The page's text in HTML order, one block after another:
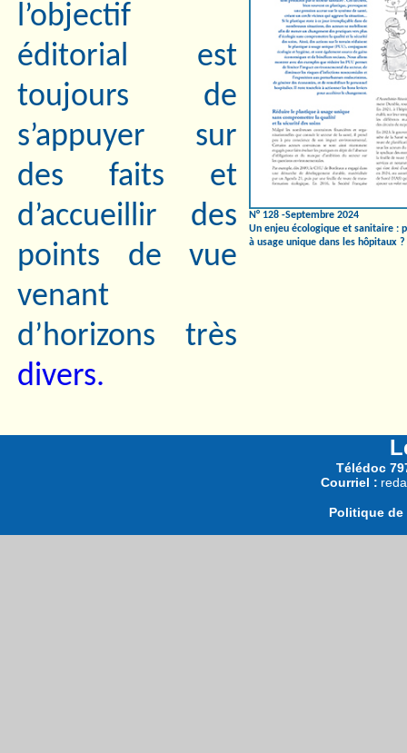
l’objectif
éditorial est
toujours de
s’appuyer sur
des faits et
d’accueillir des
points de vue
venant
d’horizons très
divers.
N° 128 -Septembre 2024
Un enjeu écologique et sanitaire :
à usage unique dans les hôpitaux ?
Télédoc
Courriel :
Politique